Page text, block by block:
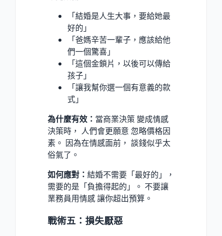
「結婚是人生大事，要給她最
好的」
「爸媽辛苦一輩子，應該給他
們一個驚喜」
「這個金鎖片，以後可以傳給
孩子」
「讓我幫你選一個有意義的款
式」
為什麼有效： 當商業決策 變成情感
決策時， 人們會更願意 忽略價格因
素。 因為在情感面前， 談錢似乎太
俗氣了。
如何應對： 結婚不需要「最好的」，
需要的是「負擔得起的」。 不要讓
業務員用情感 讓你超出預算。
戰術五：損失厭惡